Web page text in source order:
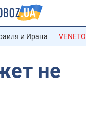
и Ирана VENETO
не